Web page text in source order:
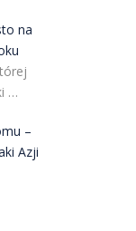
na
…
–
Azji